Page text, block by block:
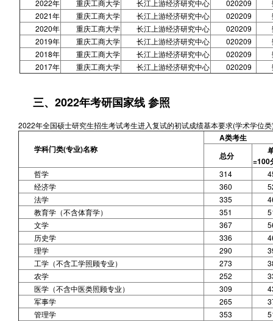
2022年 重庆工商大学 长江上游经济研究中心 020209
2021年
重庆工商大学 长江上游经济研究中心 020209
2020年
重庆工商大学 长江上游经济研究中心 020209
2019年
重庆工商大学 长江上游经济研究中心 020209
2018年
重庆工商大学 长江上游经济研究中心 020209
2017年
重庆工商大学 长江上游经济研究中心 020209
三、2022年考研国家线 参照
2022年全国硕士研究生招生考试考生进入复试的初试成绩基本要求(学术学位
学科门类(专业)名称
A类考生
总分
=100
哲学 314
经济学
360
法学
335
教育学（不含体育学）
351
文学
367
历史学
336
理学
290
工学（不含工学照顾专业）
273
农学
252
医学（不含中医类照顾专业）
309
军事学
265
管理学
353